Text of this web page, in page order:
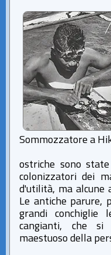
Sommozzatore a
ostriche sono
colonizzatori dei
d'utilità, ma alcune
Le antiche parure,
grandi conchiglie
cangianti, che si
maestuoso della